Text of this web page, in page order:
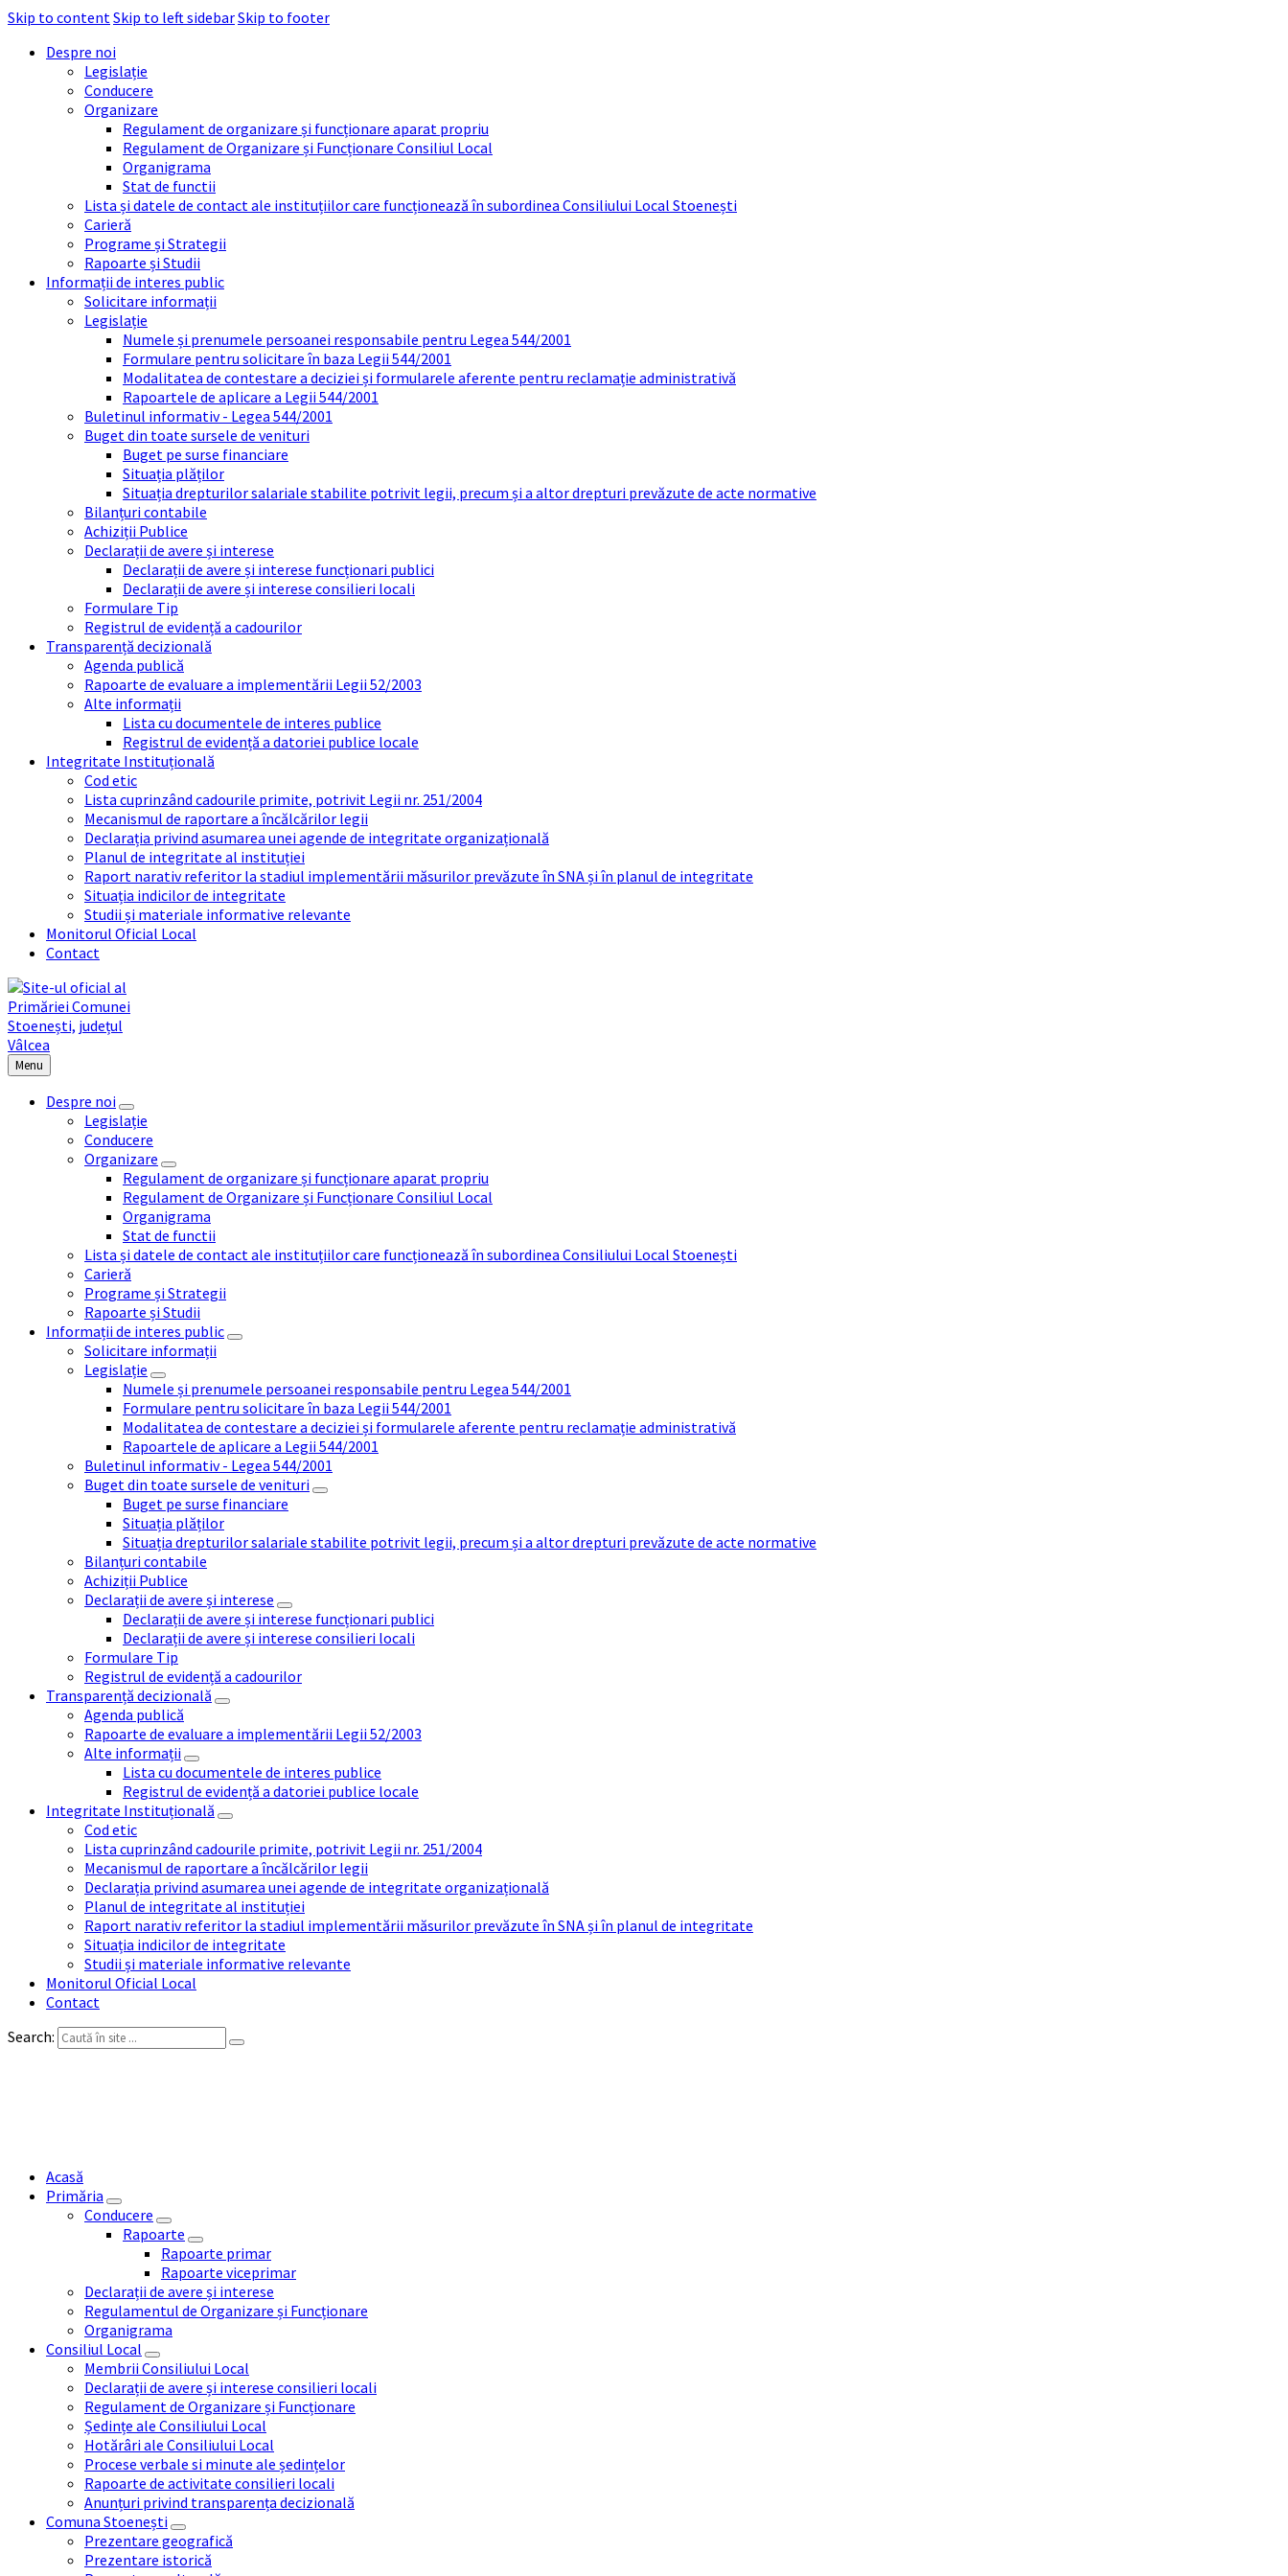
Skip to contentSkip to left sidebarSkip to footer
Despre noi
Legislație
Conducere
Organizare
Regulament de organizare și funcționare aparat propriu
Regulament de Organizare și Funcționare Consiliul Local
Organigrama
Stat de functii
Lista și datele de contact ale instituțiilor care funcționează în subordinea Consiliului Local Stoenești
Carieră
Programe și Strategii
Rapoarte și Studii
Informații de interes public
Solicitare informații
Legislație
Numele și prenumele persoanei responsabile pentru Legea 544/2001
Formulare pentru solicitare în baza Legii 544/2001
Modalitatea de contestare a deciziei și formularele aferente pentru reclamație administrativă
Rapoartele de aplicare a Legii 544/2001
Buletinul informativ - Legea 544/2001
Buget din toate sursele de venituri
Buget pe surse financiare
Situația plăților
Situația drepturilor salariale stabilite potrivit legii, precum și a altor drepturi prevăzute de acte normative
Bilanțuri contabile
Achiziții Publice
Declarații de avere și interese
Declarații de avere și interese funcționari publici
Declarații de avere și interese consilieri locali
Formulare Tip
Registrul de evidență a cadourilor
Transparență decizională
Agenda publică
Rapoarte de evaluare a implementării Legii 52/2003
Alte informații
Lista cu documentele de interes publice
Registrul de evidență a datoriei publice locale
Integritate Instituțională
Cod etic
Lista cuprinzând cadourile primite, potrivit Legii nr. 251/2004
Mecanismul de raportare a încălcărilor legii
Declarația privind asumarea unei agende de integritate organizațională
Planul de integritate al instituției
Raport narativ referitor la stadiul implementării măsurilor prevăzute în SNA și în planul de integritate
Situația indicilor de integritate
Studii și materiale informative relevante
Monitorul Oficial Local
Contact
Menu
Despre noi
Legislație
Conducere
Organizare
Regulament de organizare și funcționare aparat propriu
Regulament de Organizare și Funcționare Consiliul Local
Organigrama
Stat de functii
Lista și datele de contact ale instituțiilor care funcționează în subordinea Consiliului Local Stoenești
Carieră
Programe și Strategii
Rapoarte și Studii
Informații de interes public
Solicitare informații
Legislație
Numele și prenumele persoanei responsabile pentru Legea 544/2001
Formulare pentru solicitare în baza Legii 544/2001
Modalitatea de contestare a deciziei și formularele aferente pentru reclamație administrativă
Rapoartele de aplicare a Legii 544/2001
Buletinul informativ - Legea 544/2001
Buget din toate sursele de venituri
Buget pe surse financiare
Situația plăților
Situația drepturilor salariale stabilite potrivit legii, precum și a altor drepturi prevăzute de acte normative
Bilanțuri contabile
Achiziții Publice
Declarații de avere și interese
Declarații de avere și interese funcționari publici
Declarații de avere și interese consilieri locali
Formulare Tip
Registrul de evidență a cadourilor
Transparență decizională
Agenda publică
Rapoarte de evaluare a implementării Legii 52/2003
Alte informații
Lista cu documentele de interes publice
Registrul de evidență a datoriei publice locale
Integritate Instituțională
Cod etic
Lista cuprinzând cadourile primite, potrivit Legii nr. 251/2004
Mecanismul de raportare a încălcărilor legii
Declarația privind asumarea unei agende de integritate organizațională
Planul de integritate al instituției
Raport narativ referitor la stadiul implementării măsurilor prevăzute în SNA și în planul de integritate
Situația indicilor de integritate
Studii și materiale informative relevante
Monitorul Oficial Local
Contact
Search:
Acasă
Primăria
Conducere
Rapoarte
Rapoarte primar
Rapoarte viceprimar
Declarații de avere și interese
Regulamentul de Organizare și Funcționare
Organigrama
Consiliul Local
Membrii Consiliului Local
Declarații de avere și interese consilieri locali
Regulament de Organizare și Funcționare
Ședințe ale Consiliului Local
Hotărâri ale Consiliului Local
Procese verbale si minute ale ședințelor
Rapoarte de activitate consilieri locali
Anunțuri privind transparența decizională
Comuna Stoenești
Prezentare geografică
Prezentare istorică